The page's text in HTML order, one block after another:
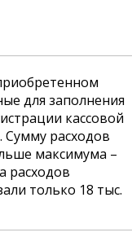
для заполнения
кассовой
Сумму расходов
максимума –
расходов
только 18 тыс.